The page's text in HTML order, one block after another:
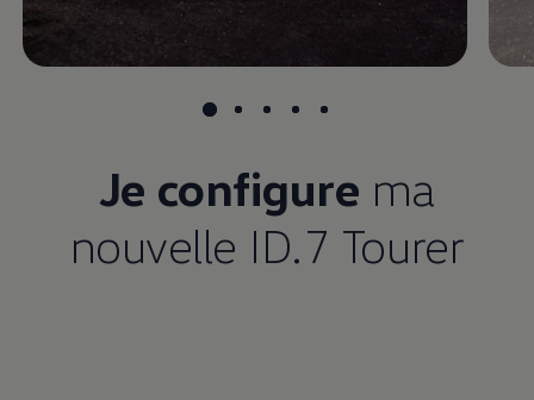
Je configure ma
nouvelle ID.7 Tourer